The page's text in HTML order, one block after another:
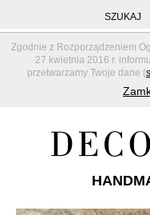
Zgodnie z Rozporządzeniem
27 kwietnia 2016 r.
przetwarzamy Twoje dane (
SZUKAJ